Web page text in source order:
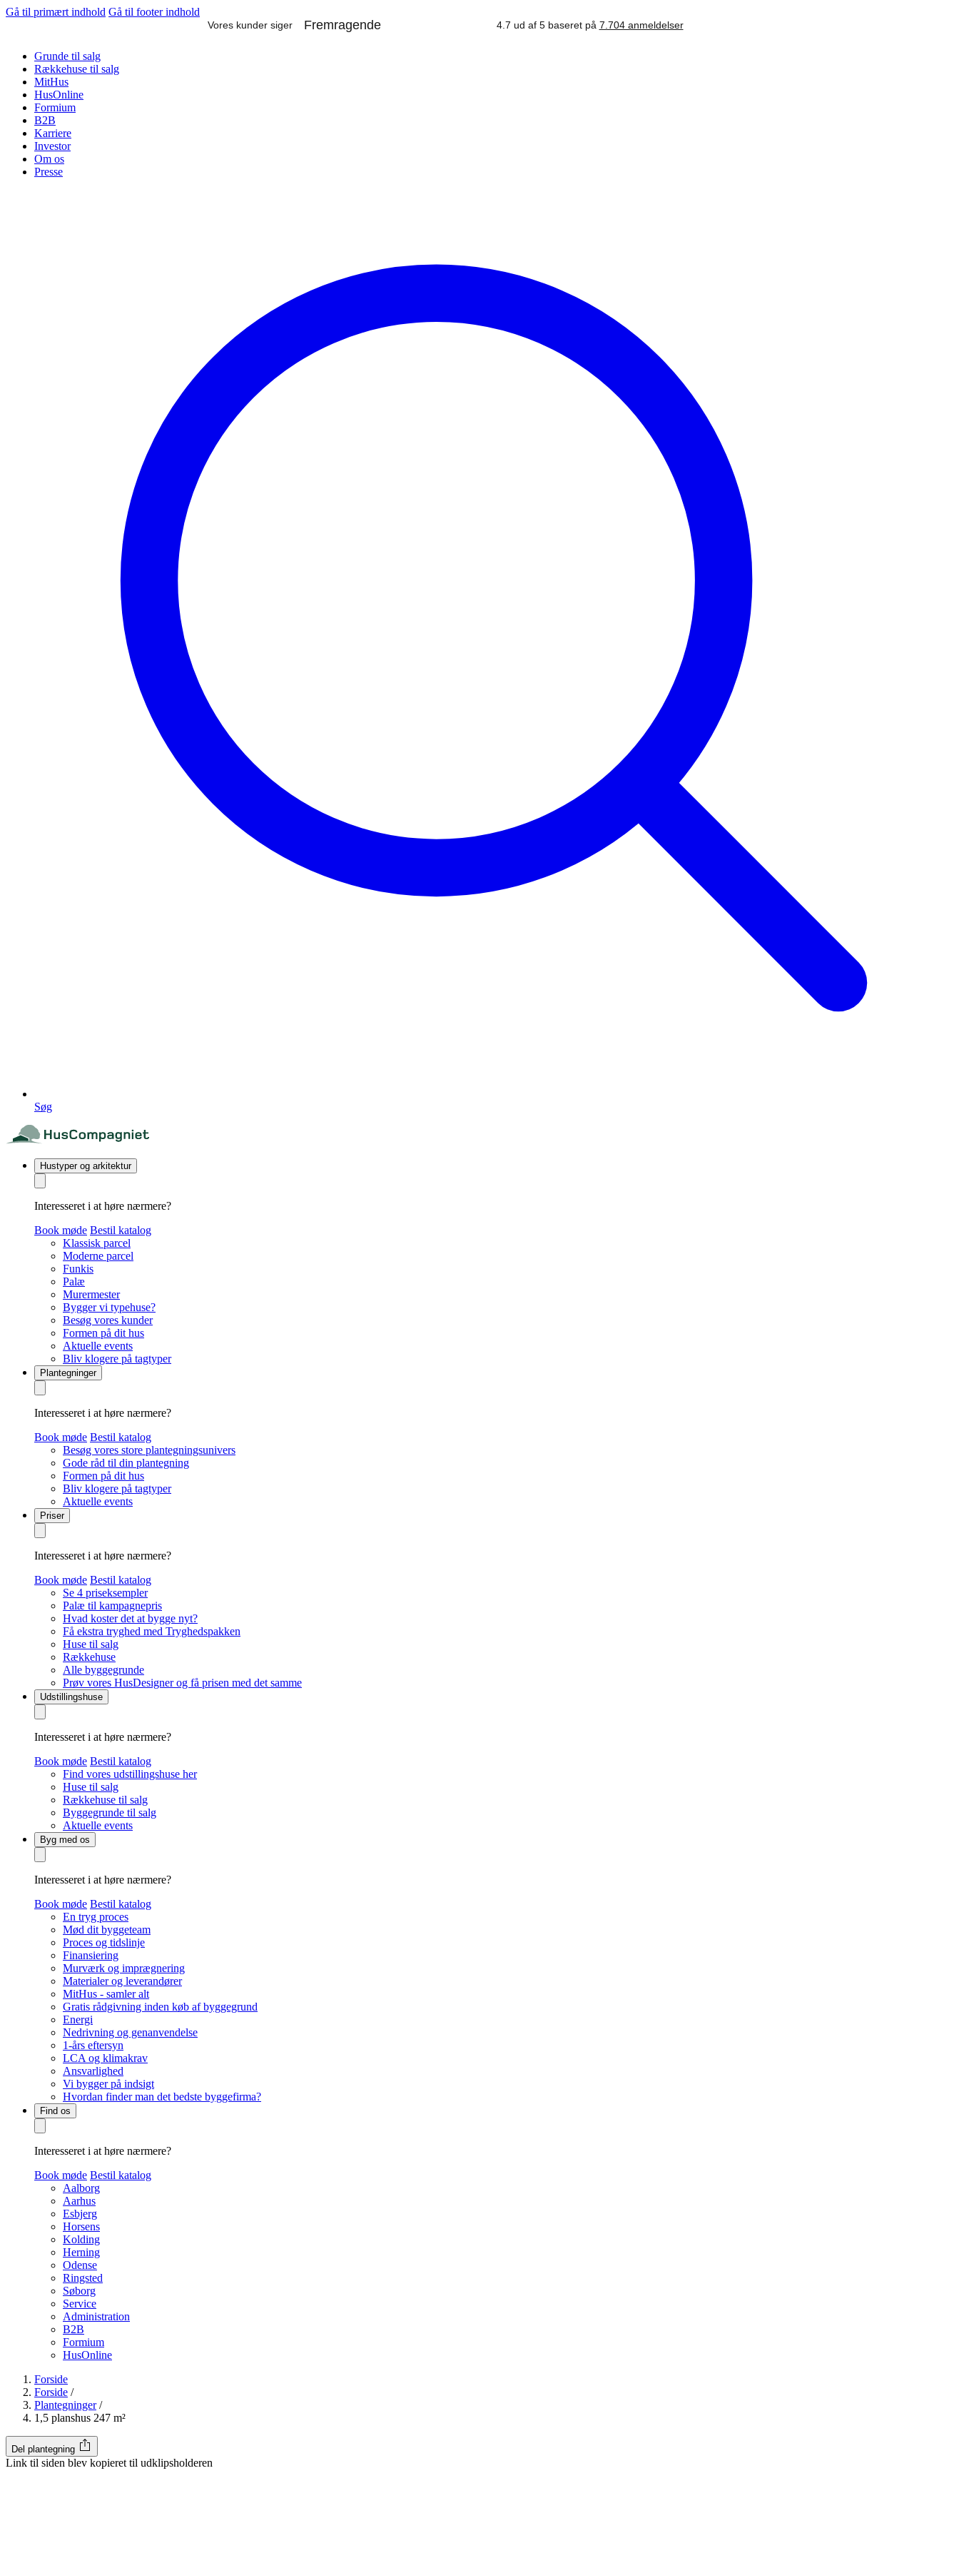
Gå til primært indhold Gå til footer indhold
Grunde til salg
Rækkehuse til salg
MitHus
HusOnline
Formium
B2B
Karriere
Investor
Om os
Presse
Søg
Hustyper og arkitektur
Interesseret i at høre nærmere?
Book møde Bestil katalog
Klassisk parcel
Moderne parcel
Funkis
Palæ
Murermester
Bygger vi typehuse?
Besøg vores kunder
Formen på dit hus
Aktuelle events
Bliv klogere på tagtyper
Plantegninger
Interesseret i at høre nærmere?
Book møde Bestil katalog
Besøg vores store plantegningsunivers
Gode råd til din plantegning
Formen på dit hus
Bliv klogere på tagtyper
Aktuelle events
Priser
Interesseret i at høre nærmere?
Book møde Bestil katalog
Se 4 priseksempler
Palæ til kampagnepris
Hvad koster det at bygge nyt?
Få ekstra tryghed med Tryghedspakken
Huse til salg
Rækkehuse
Alle byggegrunde
Prøv vores HusDesigner og få prisen med det samme
Udstillingshuse
Interesseret i at høre nærmere?
Book møde Bestil katalog
Find vores udstillingshuse her
Huse til salg
Rækkehuse til salg
Byggegrunde til salg
Aktuelle events
Byg med os
Interesseret i at høre nærmere?
Book møde Bestil katalog
En tryg proces
Mød dit byggeteam
Proces og tidslinje
Finansiering
Murværk og imprægnering
Materialer og leverandører
MitHus - samler alt
Gratis rådgivning inden køb af byggegrund
Energi
Nedrivning og genanvendelse
1-års eftersyn
LCA og klimakrav
Ansvarlighed
Vi bygger på indsigt
Hvordan finder man det bedste byggefirma?
Find os
Interesseret i at høre nærmere?
Book møde Bestil katalog
Aalborg
Aarhus
Esbjerg
Horsens
Kolding
Herning
Odense
Ringsted
Søborg
Service
Administration
B2B
Formium
HusOnline
Forside
Forside /
Plantegninger /
1,5 planshus 247 m²
Del plantegning
Link til siden blev kopieret til udklipsholderen